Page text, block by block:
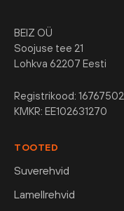
BEIZ OÜ
Soojuse tee 21
Lohkva 62207 Eesti
Registrikood: 16767502
KMKR: EE102631270
TOOTED
Suverehvid
Lamellrehvid